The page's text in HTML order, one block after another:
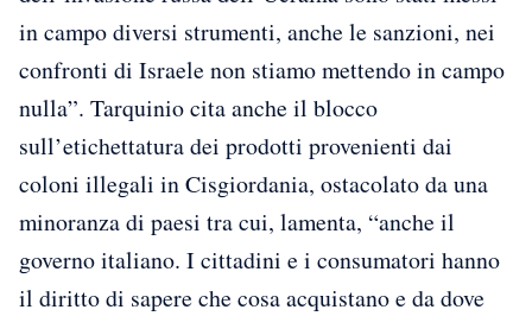
in campo diversi strumenti, anche le sanzioni, nei
confronti di Israele non stiamo mettendo in campo
nulla”. Tarquinio cita anche il blocco
sull’etichettatura dei prodotti provenienti dai
coloni illegali in Cisgiordania, ostacolato da una
minoranza di paesi tra cui, lamenta, “anche il
governo italiano. I cittadini e i consumatori hanno
il diritto di sapere che cosa acquistano e da dove